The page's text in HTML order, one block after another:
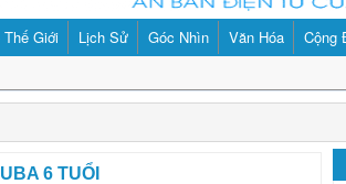
Giới Lịch Sử Góc Nhìn Văn Hóa Cộng
6 TUỔI